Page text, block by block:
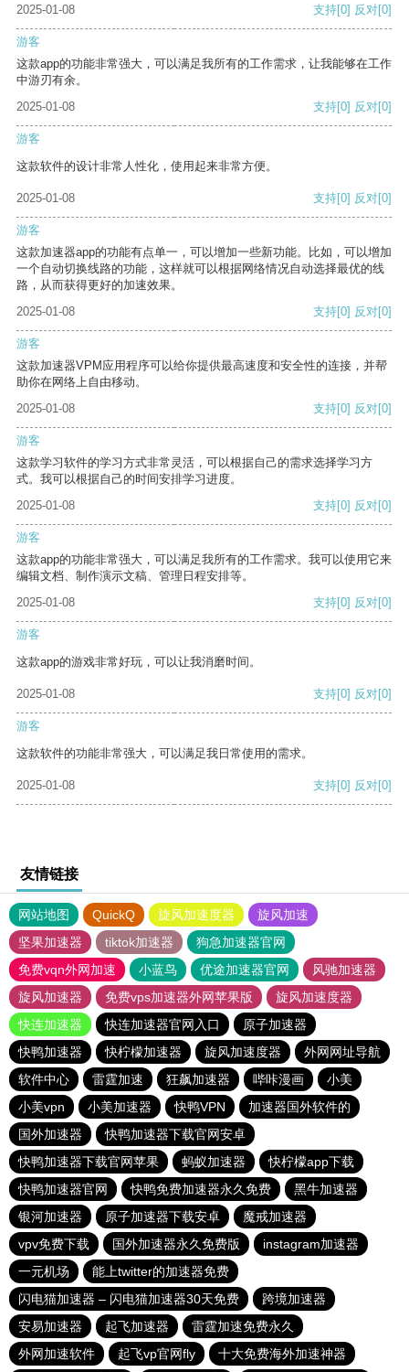
2025-01-08 支持[0] 反对[0]
游客
这款app的功能非常强大，可以满足我所有的工作需求，让我能够在工作
中游刃有余。
2025-01-08
支持[0] 反对[0]
游客
这款软件的设计非常人性化，使用起来非常方便。
2025-01-08 支持[0] 反对[0]
游客
这款加速器app的功能有点单一，可以增加一些新功能。比如，可以增加
一个自动切换线路的功能，这样就可以根据网络情况自动选择最优的线
路，从而获得更好的加速效果。
2025-01-08
支持[0] 反对[0]
游客
这款加速器VPM应用程序可以给你提供最高速度和安全性的连接，并帮
助你在网络上自由移动。
2025-01-08
支持[0] 反对[0]
游客
这款学习软件的学习方式非常灵活，可以根据自己的需求选择学习方
式。我可以根据自己的时间安排学习进度。
2025-01-08
支持[0] 反对[0]
游客
这款app的功能非常强大，可以满足我所有的工作需求。我可以使用它来
编辑文档、制作演示文稿、管理日程安排等。
2025-01-08
支持[0] 反对[0]
游客
这款app的游戏非常好玩，可以让我消磨时间。
2025-01-08 支持[0] 反对[0]
游客
这款软件的功能非常强大，可以满足我日常使用的需求。
2025-01-08 支持[0] 反对[0]
友情链接
网站地图 QuickQ 旋风加速度器
旋风加速
坚果加速器
tiktok加速器
狗急加速器官网
免费vqn外网加速
小蓝鸟 优途加速器官网
风驰加速器
旋风加速器
免费vps加速器外网苹果版
旋风加速度器
快连加速器
快连加速器官网入口
原子加速器
快鸭加速器
快柠檬加速器 旋风加速度器
外网网址导航
软件中心
雷霆加速 狂飙加速器 哔咔漫画
小美
小美vpn
小美加速器 快鸭VPN
加速器国外软件的
国外加速器
快鸭加速器下载官网安卓
快鸭加速器下载官网苹果
蚂蚁加速器
快柠檬app下载
快鸭加速器官网
快鸭免费加速器永久免费
黑牛加速器
银河加速器
原子加速器下载安卓
魔戒加速器
vpv免费下载
国外加速器永久免费版
instagram加速器
一元机场
能上twitter的加速器免费
闪电猫加速器 – 闪电猫加速器30天免费
跨境加速器
安易加速器
起飞加速器
雷霆加速免费永久
外网加速软件
起飞vp官网fly 十大免费海外加速神器